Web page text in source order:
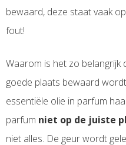
bewaard, deze staat vaak
fout!
Waarom is het zo
goede plaats bewaard
essentiële olie in parfum
parfum niet op de juiste
niet alles. De geur wordt